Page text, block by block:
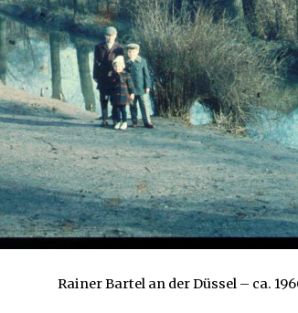
Rainer Bartel an der Düssel – ca.